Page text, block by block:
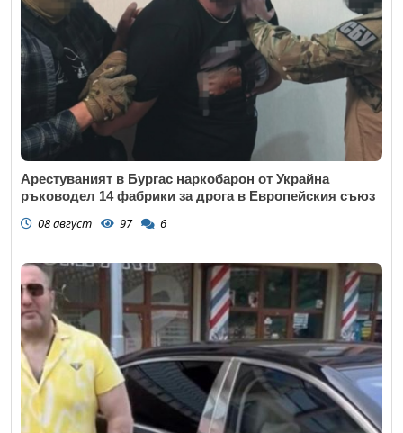
Арестуваният в Бургас наркобарон от Украйна
ръководел 14 фабрики за дрога в Европейския съюз
08 август 97 6